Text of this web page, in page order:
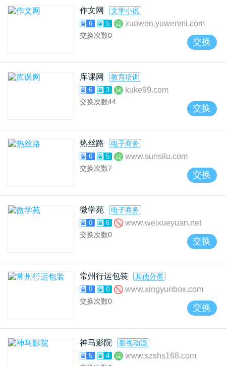
作文网 文学小说
6 5 zuowen.yuwenmi.com
交换次数0
交换
库课网 教育培训
6 3 kuke99.com
交换次数44
交换
热丝路 电子商务
6 5 www.sunsilu.com
交换次数7
交换
微学苑 电子商务
0 6 www.weixueyuan.net
交换次数0
交换
常州行运包装 其他分类
0 0 www.xingyunbox.com
交换次数0
交换
神马影院 影视动漫
5 4 www.szshs168.com